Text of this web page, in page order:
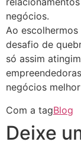
negócios.
Ao
desafio de
só assim
negócios
Com a tagBlog
Deixe